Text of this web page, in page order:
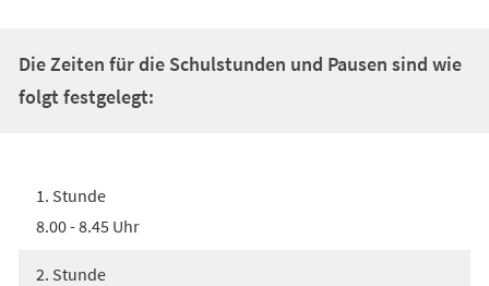
Die Zeiten für die Schulstunden und Pausen sind wie
folgt festgelegt:
1. Stunde
8.00 - 8.45 Uhr
2. Stunde